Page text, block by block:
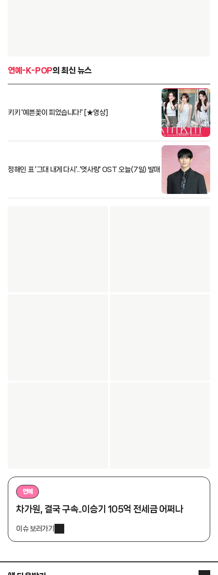
연예-K-POP의 최신 뉴스
키키 '예쁜꽃이 피었습니다!' [★영상]
정해인 표 '그대 내게 다시'..'엿사랑' OST 오늘(7일) 발매
연예
차가원, 결국 구속..이승기 105억 전세금 어쩌나
이슈 보러가기